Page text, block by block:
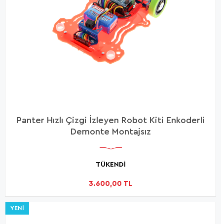
Panter Hızlı Çizgi İzleyen Robot Kiti Enkoderli
Demonte Montajsız
3.600,00 TL
TÜKENDİ
YENI